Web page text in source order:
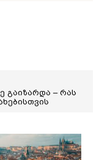
გაიზარდა – რას